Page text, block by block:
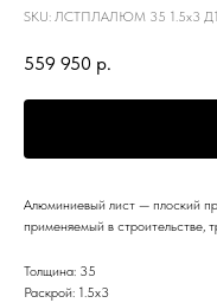
SKU: ЛСТПЛАЛЮМ 35 1.5х3
559 950 р.
Алюминиевый лист — плоский
применяемый в строительстве,
Толщина: 35
Раскрой: 1.5х3